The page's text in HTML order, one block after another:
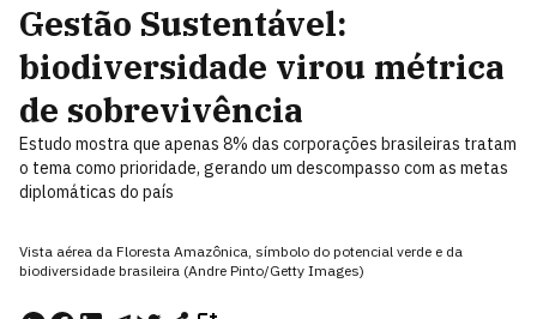
Gestão Sustentável:
biodiversidade virou métrica
de sobrevivência
Estudo mostra que apenas 8% das corporações brasileiras tratam
o tema como prioridade, gerando um descompasso com as metas
diplomáticas do país
Vista aérea da Floresta Amazônica, símbolo do potencial verde e da
biodiversidade brasileira (Andre Pinto/Getty Images)